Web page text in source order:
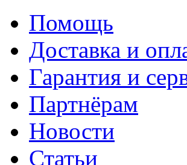
Помощь
Доставка и
Гарантия и
Партнёрам
Новости
Статьи